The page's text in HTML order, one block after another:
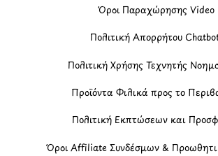
Όροι Παραχώρησης Video
Πολιτική Απορρήτου
Πολιτική Χρήσης Τεχνητής
Προϊόντα Φιλικά προς το
Πολιτική Εκπτώσεων και
Όροι Affiliate Συνδέσμων &